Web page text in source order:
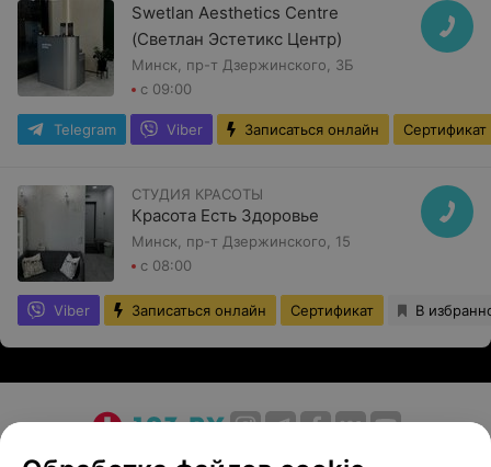
Swetlan Aesthetics Centre
(Светлан Эстетикс Центр)
Минск, пр-т Дзержинского, 3Б
с 09:00
Telegram Viber Записаться онлайн Сертификат
СТУДИЯ КРАСОТЫ
Красота Есть Здоровье
Минск, пр-т Дзержинского, 15
с 08:00
Viber Записаться онлайн Сертификат В
О проекте Новости проекта Размещение рекламы